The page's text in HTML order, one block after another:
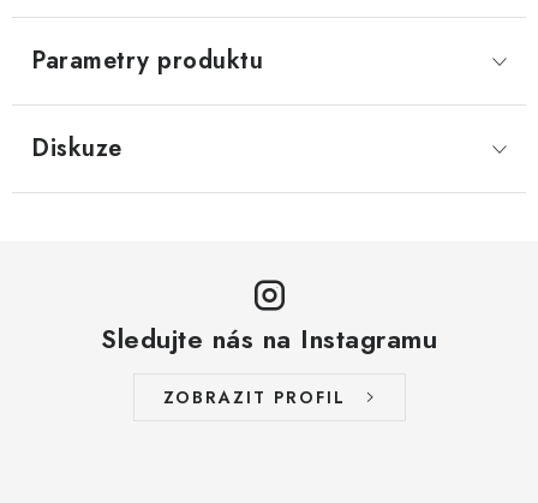
SUŠENÉ OVOCE / MERUŇKY SÍŘENÉ / MERUŇKY
LYOFILIZOVANÉ OVOCE / MANGO
LYOFILIZOVANÉ OVOCE / JAHODY
OŘECHY PRAŽENÉ, SOLENÉ A DOCHUCENÉ /
PISTÁCIE PRAŽENÉ SOLENÉ
Parametry produktu
Diskuze
Sledujte nás na Instagramu
ZOBRAZIT PROFIL